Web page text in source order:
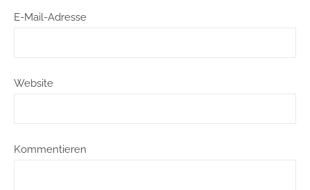
E-Mail-Adresse
Website
Kommentieren